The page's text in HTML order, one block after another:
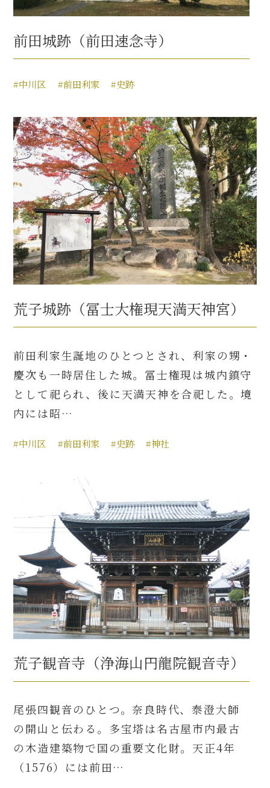
前田城跡（前田速念寺）
#中川区 #前田利家 #史跡
荒子城跡（冨士大権現天満天神宮）
前田利家生誕地のひとつとされ、利家の甥・
慶次も一時居住した城。冨士権現は城内鎮守
として祀られ、後に天満天神を合祀した。境
内には昭…
#中川区 #前田利家 #史跡 #神社
荒子観音寺（浄海山円龍院観音寺）
尾張四観音のひとつ。奈良時代、泰澄大師
の開山と伝わる。多宝塔は名古屋市内最古
の木造建築物で国の重要文化財。天正4年
（1576）には前田…